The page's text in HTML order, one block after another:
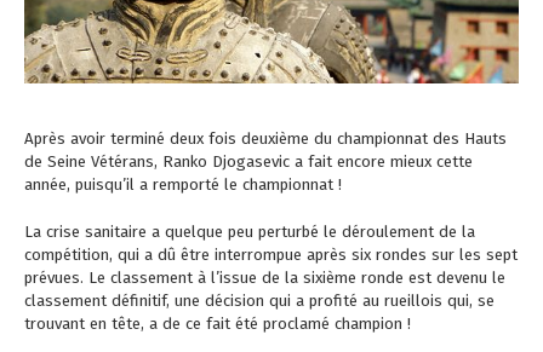
Après avoir terminé deux fois deuxième du championnat des Hauts
de Seine Vétérans, Ranko Djogasevic a fait encore mieux cette
année, puisqu’il a remporté le championnat !
La crise sanitaire a quelque peu perturbé le déroulement de la
compétition, qui a dû être interrompue après six rondes sur les sept
prévues. Le classement à l’issue de la sixième ronde est devenu le
classement définitif, une décision qui a profité au rueillois qui, se
trouvant en tête, a de ce fait été proclamé champion !